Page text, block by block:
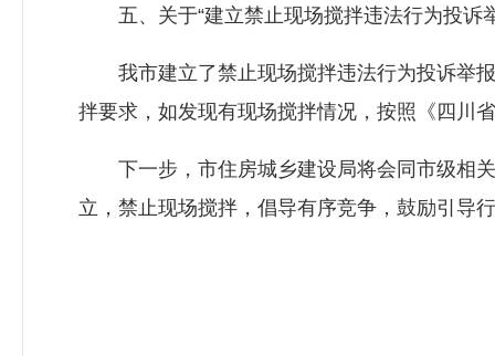
五、关于“建立禁止现场搅拌违法行为投诉
我市建立了禁止现场搅拌违法行为投诉举报
拌要求，如发现有现场搅拌情况，按照《四川
下一步，市住房城乡建设局将会同市级相关
立，禁止现场搅拌，倡导有序竞争，鼓励引导